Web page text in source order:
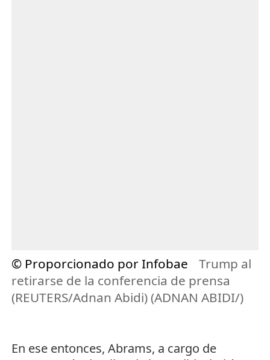
© Proporcionado por Infobae
Trump al
retirarse de la conferencia de prensa
(REUTERS/Adnan Abidi) (ADNAN ABIDI/)
En ese entonces, Abrams, a cargo de